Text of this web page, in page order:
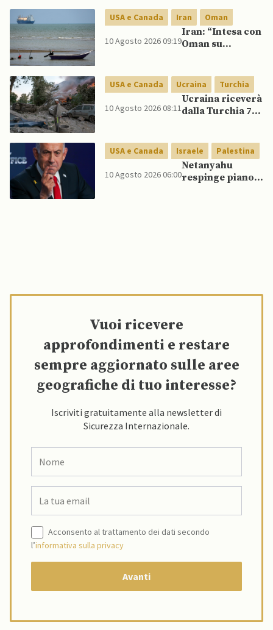
per la sicurezza
al governo De La
Espriella
USA e Canada Iran Oman
10 Agosto 2026 09:19
Iran: “Intesa con
Oman su
condizioni per
USA”
USA e Canada Ucraina Turchia
10 Agosto 2026 08:11
Ucraina riceverà
dalla Turchia 70
concordano
consegne
mensili di
Patriot
USA e Canada Israele Palestina
10 Agosto 2026 06:00
Netanyahu
respinge piano
Vuoi ricevere
approfondimenti e restare
sempre aggiornato sulle aree
geografiche di tuo interesse?
Iscriviti gratuitamente alla newsletter di
Sicurezza Internazionale.
Acconsento al trattamento dei dati secondo
l’informativa sulla privacy